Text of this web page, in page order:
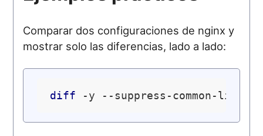
Comparar dos configuraciones de nginx y
mostrar solo las diferencias, lado a lado:
diff